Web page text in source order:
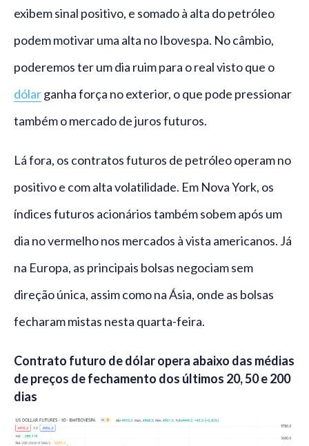
exibem sinal positivo, e somado à alta do petróleo
podem motivar uma alta no Ibovespa. No câmbio,
poderemos ter um dia ruim para o real visto que o
dólarganha força no exterior, o que pode pressionar
também o mercado de juros futuros.
Lá fora, os contratos futuros de petróleo operam no
positivo e com alta volatilidade. Em Nova York, os
índices futuros acionários também sobem após um
dia no vermelho nos mercados à vista americanos. Já
na Europa, as principais bolsas negociam sem
direção única, assim como na Ásia, onde as bolsas
fecharam mistas nesta quarta-feira.
Contrato futuro de dólar opera abaixo das médias
de preços de fechamento dos últimos 20, 50 e 200
dias